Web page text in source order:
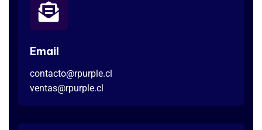
Email
contacto@rpurple.cl
ventas@rpurple.cl